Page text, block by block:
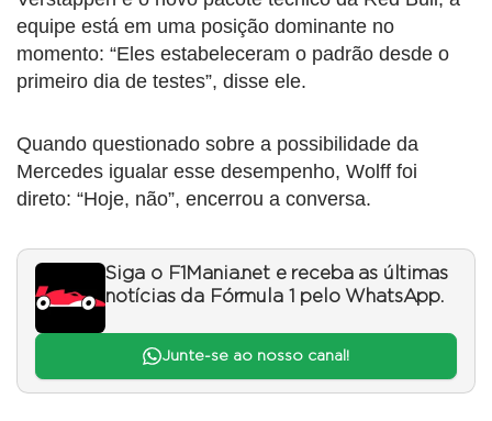
equipe está em uma posição dominante no
momento: “Eles estabeleceram o padrão desde o
primeiro dia de testes”, disse ele.
Quando questionado sobre a possibilidade da
Mercedes igualar esse desempenho, Wolff foi
direto: “Hoje, não”, encerrou a conversa.
Siga o F1Mania.net e receba as últimas
notícias da Fórmula 1 pelo WhatsApp.
Junte-se ao nosso canal!